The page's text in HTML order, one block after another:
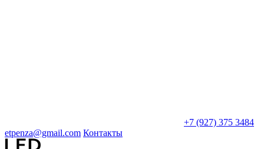
+7 (927) 375 3484
etpenza@gmail.com Контакты